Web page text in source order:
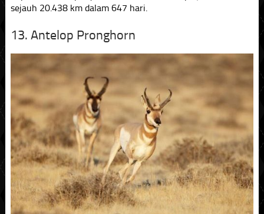
sejauh 20.438 km dalam 647 hari.
13. Antelop Pronghorn